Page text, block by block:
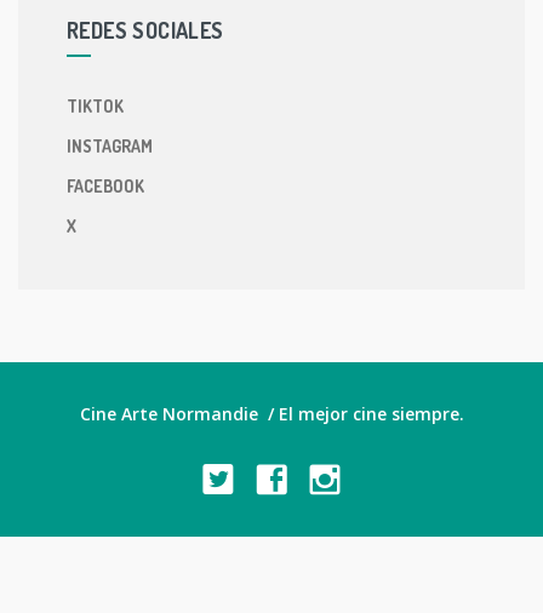
REDES SOCIALES
TIKTOK
INSTAGRAM
FACEBOOK
X
Cine Arte Normandie / El mejor cine siempre.